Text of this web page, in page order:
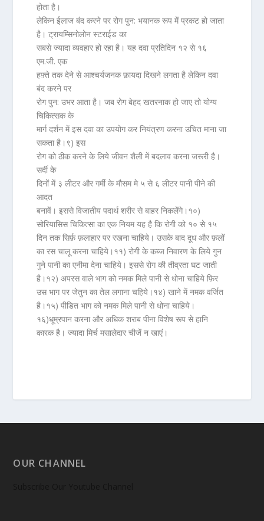
होता है।
लेकिन ईलाज बंद करने पर रोग पुन: भयानक रूप में प्रकट हो जाता
है। ट्रायम्सिनोलोन स्टराईडका
सबसे ज्यादा व्यवहार हो रहा है। यह दवा प्रतिदिन १२ से १६
एम.जी. एक
हफ़्ते तक देने से आश्चर्यजनक फ़ायदा दिखने लगता है लेकिन दवा
बंद करने पर
रोग पुन: उभर आता है। जब रोग बेहद खतरनाक हो जाए तो योग्य
चिकित्सक के
मार्ग दर्शन में इस दवा का उपयोग कर नियंत्रण करना उचित माना जा
सकता है। ९)इस
रोग को ठीक करने के लिये जीवन शैली में बदलाव करना जरूरी है।
सर्दी के
दिनों में ३ लीटर और गर्मी के मौसम मे ५ से ६ लीटर पानी पीने की
आदत
बनावें। इससे विजातीय पदार्थ शरीर से बाहर निकलेंगे। १०)
सोरियासिस चिकित्सा का एक नियम यह है कि रोगी को १० से १५
दिन तक सिर्फ़फ़लाहार पर रखना चाहिये। उसके बाद दूध और फ़लों
का रसचालू करना चाहिये। ११) रोगी के कब्ज निवारण के लिये गुन
गुने पानी का एनीमा देना चाहिये। इससे रोग की तीव्रता घट जाती
है। १२)अपरस वाले भाग कोनमकमिले पानी से धोना चाहिये फ़िर
उस भाग परजेतुन का तेललगाना चहिये। १४) खाने में नमक वर्जित
है। १५)पीडित भाग को नमक मिले पानी से धोना चाहिये।
१६)धूम्रपान करना और अधिक शराब पीना विशेष रूप से हानि
कारक है। ज्यादा मिर्च मसालेदार चीजें न खाएं।
OUR CHANNEL